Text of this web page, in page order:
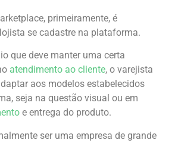
primeiramente, é
se cadastre na plataforma.
que deve manter uma certa
atendimento ao cliente, o varejista
aos modelos estabelecidos
seja na questão visual ou em
e entrega do produto.
ser uma empresa de grande